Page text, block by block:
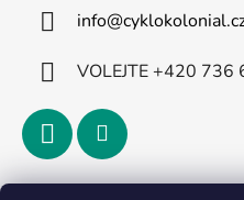
info@
VOLEJTE +420 736